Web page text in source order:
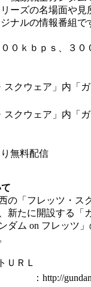
ーズの名場面や
ナルの情報番組で
０ｋｂｐｓ、３０
スクウェア」内「
スクウェア」内「
無料配信
「フレッツ・ス
新たに開設する「
ダム on フレッツ
ＵＲＬ
：http://